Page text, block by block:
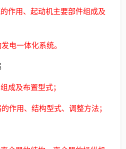
的作用、起动机主要部件组成及
电一体化系统。
成及布置型式；
作用、结构型式、调整方法；